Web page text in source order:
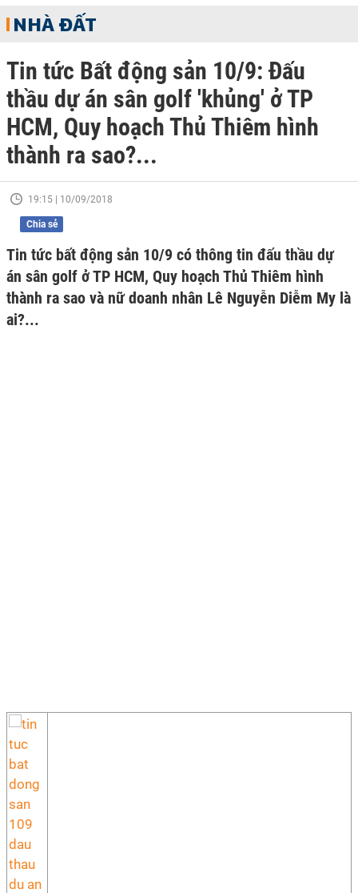
NHÀ ĐẤT
Tin tức Bất động sản 10/9: Đấu
thầu dự án sân golf 'khủng' ở TP
HCM, Quy hoạch Thủ Thiêm hình
thành ra sao?...
19:15 | 10/09/2018
Chia sẻ
Tin tức bất động sản 10/9 có thông tin đấu thầu dự
án sân golf ở TP HCM, Quy hoạch Thủ Thiêm hình
thành ra sao và nữ doanh nhân Lê Nguyễn Diễm My là
ai?...